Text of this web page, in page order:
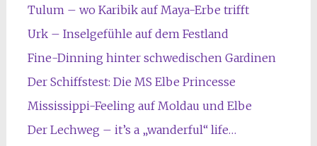
Tulum – wo Karibik auf Maya-Erbe trifft
Urk – Inselgefühle auf dem Festland
Fine-Dinning hinter schwedischen Gardinen
Der Schiffstest: Die MS Elbe Princesse
Mississippi-Feeling auf Moldau und Elbe
Der Lechweg – it’s a „wanderful“ life…